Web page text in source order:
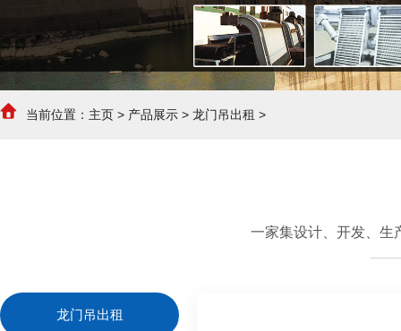
当前位置： 主页 > 产品展示 > 龙门吊出租 >
一家集设计、开发、生
龙门吊出租